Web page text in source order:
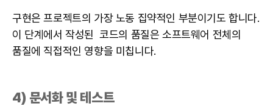
구현은 프로젝트의 가장 노동 집약적인 부분이기도 합니다.
이 단계에서 작성된 코드의 품질은 소프트웨어 전체의
품질에 직접적인 영향을 미칩니다.
4) 문서화 및 테스트